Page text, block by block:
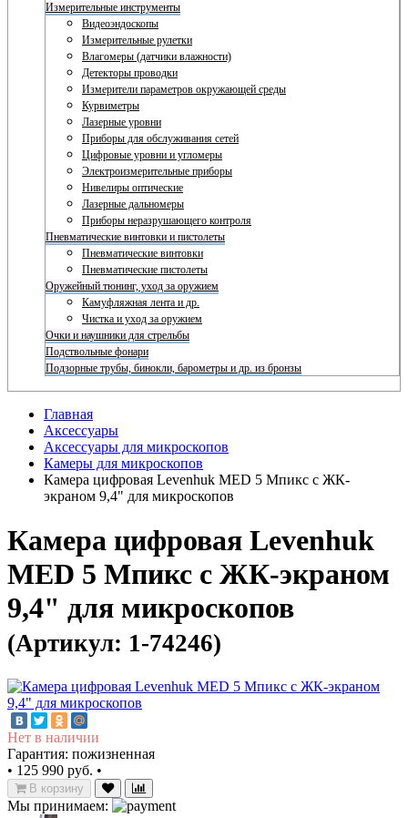
Измерительные инструменты
Видеоэндоскопы
Измерительные рулетки
Влагомеры (датчики влажности)
Детекторы проводки
Измерители параметров окружающей среды
Курвиметры
Лазерные уровни
Приборы для обслуживания сетей
Цифровые уровни и угломеры
Электроизмерительные приборы
Нивелиры оптические
Лазерные дальномеры
Приборы неразрушающего контроля
Пневматические винтовки и пистолеты
Пневматические винтовки
Пневматические пистолеты
Оружейный тюнинг, уход за оружием
Камуфляжная лента и др.
Чистка и уход за оружием
Очки и наушники для стрельбы
Подствольные фонари
Подзорные трубы, бинокли, барометры и др. из бронзы
Главная
Аксессуары
Аксессуары для микроскопов
Камеры для микроскопов
Камера цифровая Levenhuk MED 5 Мпикс с ЖК-
экраном 9,4" для микроскопов
Камера цифровая Levenhuk
MED 5 Мпикс с ЖК-экраном
9,4" для микроскопов
(Артикул: 1-74246)
Нет в наличии
Гарантия: пожизненная
• 125 990 руб. •
В корзину
Мы принимаем: